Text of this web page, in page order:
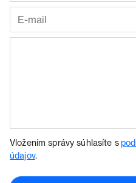
Vložením správy súhlasíte s
údajov.